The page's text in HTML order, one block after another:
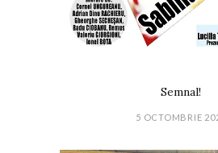
Semnal!
5 OCTOMBRIE